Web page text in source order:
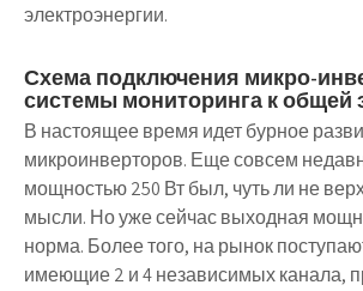
электроэнергии.
Схема подключения микро-
системы мониторинга к общей
В настоящее время идет бурное
микроинверторов. Еще совсем
мощностью 250 Вт был, чуть ли не
мысли. Но уже сейчас выходная
норма. Более того, на рынок
имеющие 2 и 4 независимых канала,